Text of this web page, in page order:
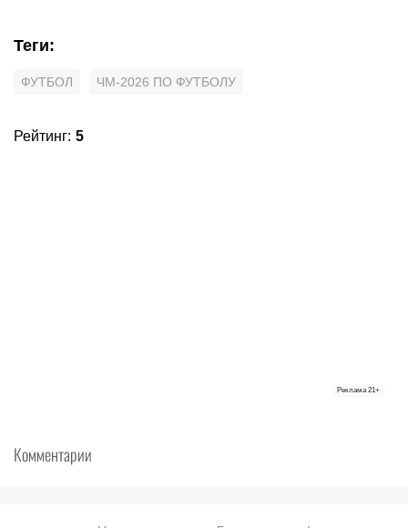
Теги:
ФУТБОЛ ЧМ-2026 ПО ФУТБОЛУ
Рейтинг: 5
Реклама 21+
Комментарии